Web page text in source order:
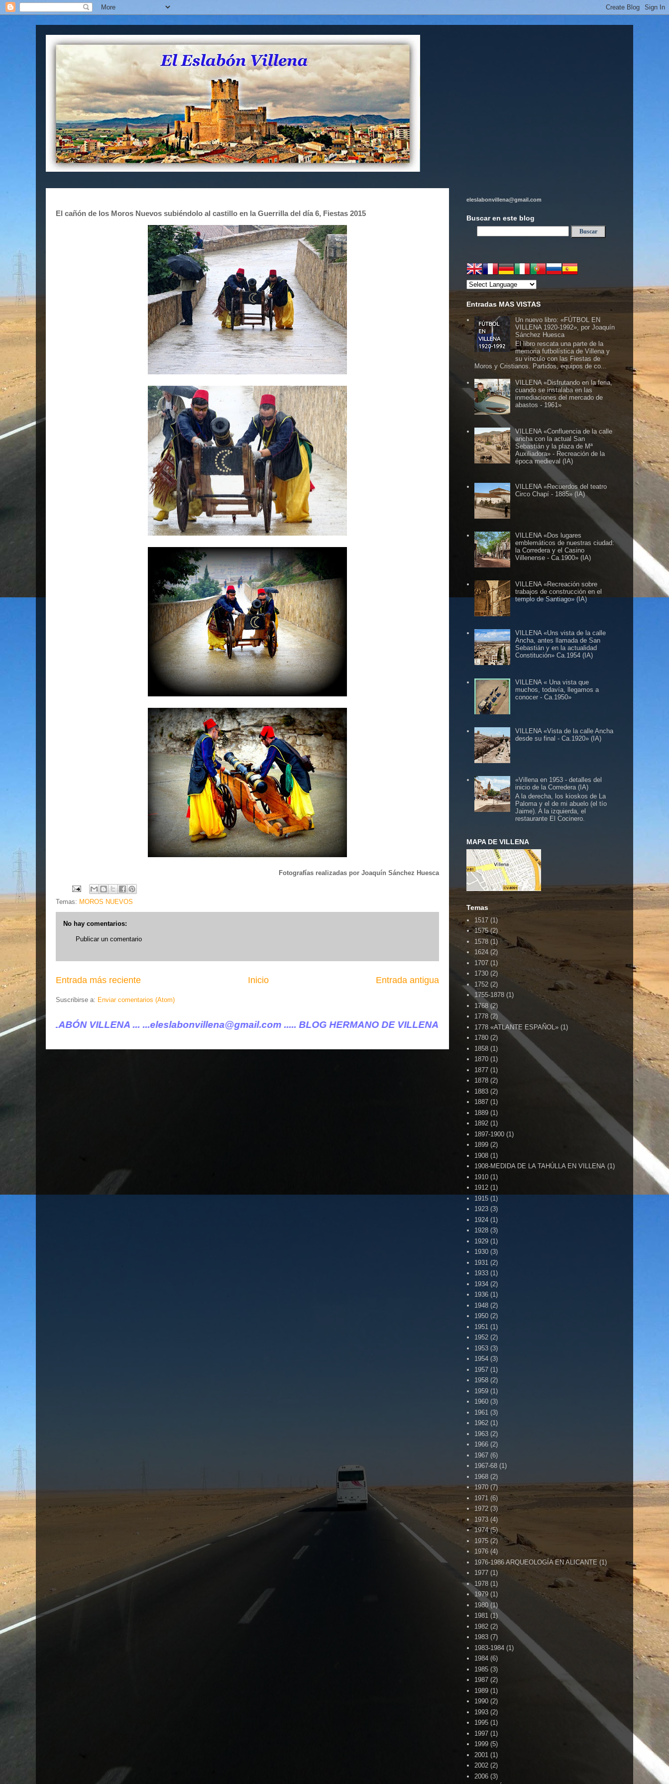
El cañón de los Moros Nuevos subiéndolo al castillo en la Guerrilla del día 6, Fiestas 2015
Fotografías realizadas por Joaquín Sánchez Huesca
Temas: MOROS NUEVOS
No hay comentarios:
Publicar un comentario
Entrada más reciente Entrada antigua
Inicio
Suscribirse a: Enviar comentarios (Atom)
... ...eleslabonvillena@gmail.com ..... BLOG HERMANO DE VILLENA CUÉNTAME ......
eleslabonvillena@gmail.com
Buscar en este blog
Entradas MAS VISTAS
Un nuevo libro: «FÚTBOL EN
VILLENA 1920-1992», por Joaquín
Sánchez Huesca
El libro rescata una parte de la
memoria futbolística de Villena y
su vínculo con las Fiestas de
Moros y Cristianos. Partidos, equipos de co...
VILLENA «Disfrutando en la feria,
cuando se instalaba en las
inmediaciones del mercado de
abastos - 1961»
VILLENA «Confluencia de la calle
ancha con la actual San
Sebastián y la plaza de Mª
Auxiliadora» - Recreación de la
época medieval (IA)
VILLENA «Recuerdos del teatro
Circo Chapí - 1885» (IA)
VILLENA «Dos lugares
emblemáticos de nuestras ciudad:
la Corredera y el Casino
Villenense - Ca.1900» (IA)
VILLENA «Recreación sobre
trabajos de construcción en el
templo de Santiago» (IA)
VILLENA «Uns vista de la calle
Ancha, antes llamada de San
Sebastián y en la actualidad
Constitución» Ca.1954 (IA)
VILLENA « Una vista que
muchos, todavía, llegamos a
conocer - Ca.1950»
VILLENA «Vista de la calle Ancha
desde su final - Ca.1920» (IA)
«Villena en 1953 - detalles del
inicio de la Corredera (IA)
A la derecha, los kioskos de La
Paloma y el de mi abuelo (el tío
Jaime). A la izquierda, el
restaurante El Cocinero.
MAPA DE VILLENA
Temas
1517 (1)
1575 (2)
1578 (1)
1624 (2)
1707 (1)
1730 (2)
1752 (2)
1755-1878 (1)
1768 (2)
1778 (2)
1778 «ATLANTE ESPAÑOL» (1)
1780 (2)
1858 (1)
1870 (1)
1877 (1)
1878 (2)
1883 (2)
1887 (1)
1889 (1)
1892 (1)
1897-1900 (1)
1899 (2)
1908 (1)
1908-MEDIDA DE LA TAHÚLLA EN VILLENA (1)
1910 (1)
1912 (1)
1915 (1)
1923 (3)
1924 (1)
1928 (3)
1929 (1)
1930 (3)
1931 (2)
1933 (1)
1934 (2)
1936 (1)
1948 (2)
1950 (2)
1951 (1)
1952 (2)
1953 (3)
1954 (3)
1957 (1)
1958 (2)
1959 (1)
1960 (3)
1961 (3)
1962 (1)
1963 (2)
1966 (2)
1967 (6)
1967-68 (1)
1968 (2)
1970 (7)
1971 (6)
1972 (3)
1973 (4)
1974 (5)
1975 (2)
1976 (4)
1976-1986 ARQUEOLOGÍA EN ALICANTE (1)
1977 (1)
1978 (1)
1979 (1)
1980 (1)
1981 (1)
1982 (2)
1983 (7)
1983-1984 (1)
1984 (6)
1985 (3)
1987 (2)
1989 (1)
1990 (2)
1993 (2)
1995 (1)
1997 (1)
1999 (5)
2001 (1)
2002 (2)
2006 (3)